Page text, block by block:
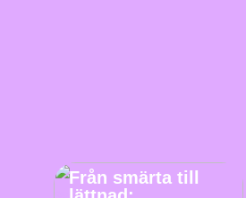
Från smärta till